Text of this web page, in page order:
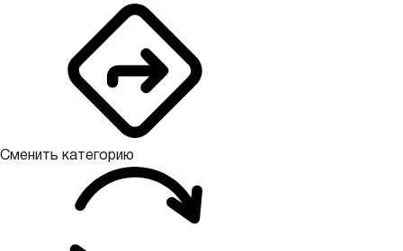
Сменить категорию